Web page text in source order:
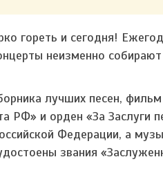
гореть и сегодня!
неизменно
лучших песен,
РФ» и орден «За Заслуги
Федерации, а
звания